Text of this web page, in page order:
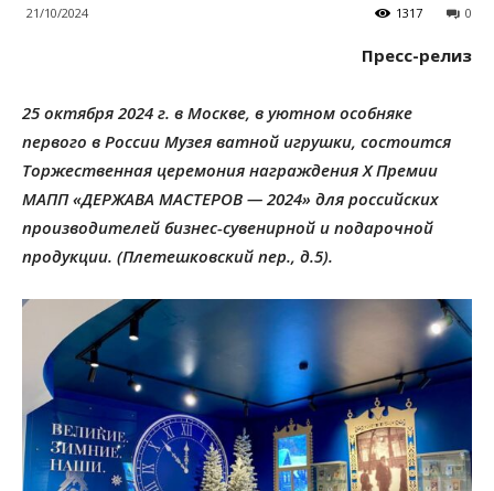
21/10/2024 0
1317
Пресс-релиз
25 октября 2024 г. в Москве, в уютном особняке
первого в России Музея ватной игрушки, состоится
Торжественная церемония награждения X Премии
МАПП «ДЕРЖАВА МАСТЕРОВ — 2024» для российских
производителей бизнес-сувенирной и подарочной
продукции. (Плетешковский пер., д.5).